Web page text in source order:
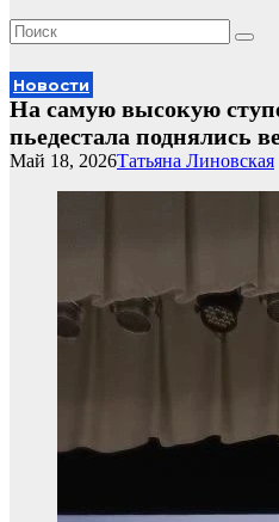
Новости
На самую высокую
пьедестала поднялись
Татьяна Линовская
Май 18, 2026